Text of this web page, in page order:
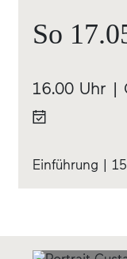
So
16.00 Uhr |
Einführung |